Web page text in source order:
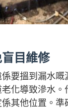
目維修
要搵到漏水
化導致滲水
係其他位置。